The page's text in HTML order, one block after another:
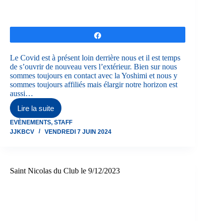
Le Covid est à présent loin derrière nous et il est temps
de s’ouvrir de nouveau vers l’extérieur. Bien sur nous
sommes toujours en contact avec la Yoshimi et nous y
sommes toujours affiliés mais élargir notre horizon est
aussi…
Lire la suite
Prise
de
contact
et
EVÈNEMENTS, STAFF
JJKBCV
VENDREDI 7 JUIN 2024
Saint Nicolas du Club le 9/12/2023